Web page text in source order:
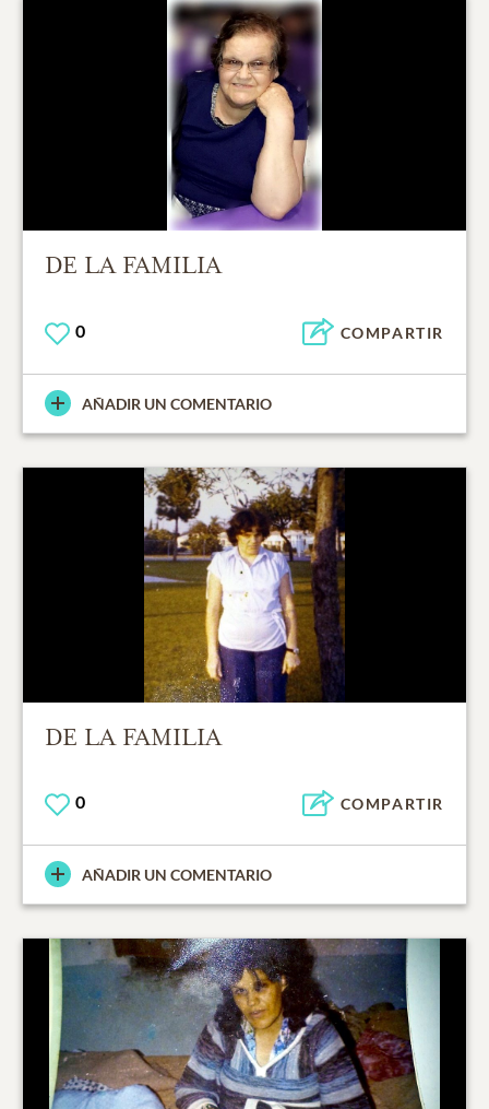
DE LA FAMILIA
0 COMPARTIR
AÑADIR UN COMENTARIO
DE LA FAMILIA
0 COMPARTIR
AÑADIR UN COMENTARIO